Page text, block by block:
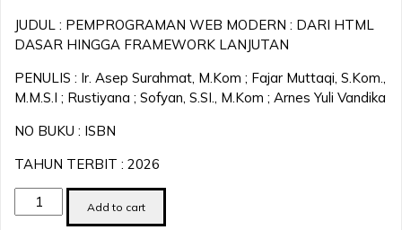
JUDUL : PEMPROGRAMAN WEB MODERN : DARI HTML
DASAR HINGGA FRAMEWORK LANJUTAN
PENULIS : Ir. Asep Surahmat, M.Kom ; Fajar Muttaqi, S.Kom.,
M.M.S.I ; Rustiyana ; Sofyan, S.SI., M.Kom ; Arnes Yuli Vandika
NO BUKU : ISBN
TAHUN TERBIT : 2026
PEMPROGRAMAN
WEB
Add to cart